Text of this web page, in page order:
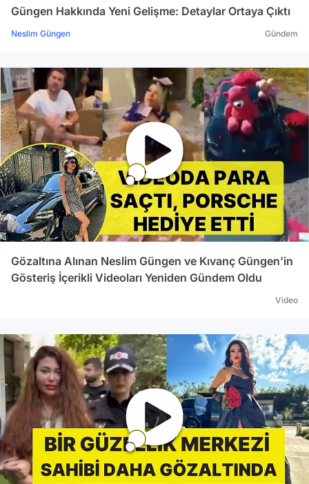
Güngen Hakkında Yeni Gelişme: Detaylar Ortaya Çıktı
Neslim Güngen Gündem
Gözaltına Alınan Neslim Güngen ve Kıvanç Güngen'in
Gösteriş İçerikli Videoları Yeniden Gündem Oldu
Video